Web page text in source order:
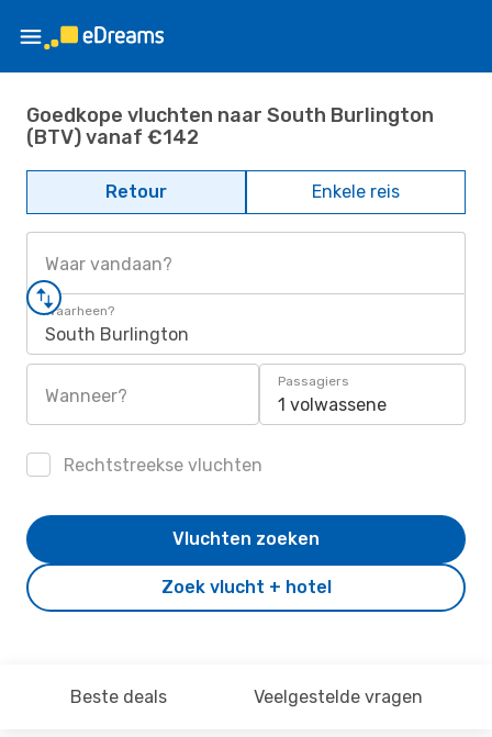
Goedkope vluchten naar South Burlington
(BTV) vanaf €142
Retour Enkele reis
Waar vandaan?
Waarheen?
South Burlington
Wanneer?
Passagiers
1 volwassene
Rechtstreekse vluchten
Zoek vlucht + hotel
Vluchten zoeken
Beste deals Veelgestelde vragen